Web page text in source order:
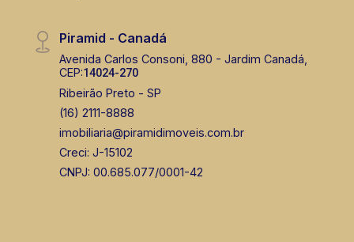
Piramid - Canadá
Avenida Carlos Consoni, 880 - Jardim Canadá,
CEP:14024-270
Ribeirão Preto - SP
(16) 2111-8888
imobiliaria@piramidimoveis.com.br
Creci: J-15102
CNPJ: 00.685.077/0001-42